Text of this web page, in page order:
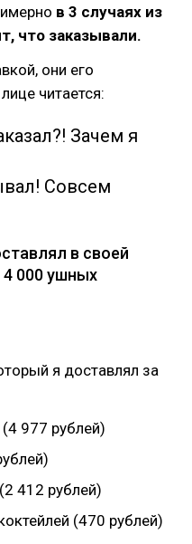
в 3 случаях из
что заказывали.
они его
читается:
Зачем я
Совсем
в своей
4 000 ушных
я доставлял за
977 рублей)
412 рублей)
(470 рублей)